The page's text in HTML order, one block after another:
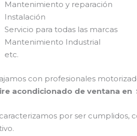
Mantenimiento y reparación
Instalación
Servicio para todas las marcas
Mantenimiento Industrial
etc.
con profesionales
acondicionado de ventana en
por ser cumplidos,